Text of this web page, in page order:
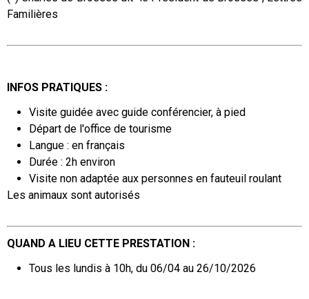
Familières
INFOS PRATIQUES :
Visite guidée avec guide conférencier, à pied
Départ de l'office de tourisme
Langue : en français
Durée : 2h environ
Visite non adaptée aux personnes en fauteuil roulant
Les animaux sont autorisés
QUAND A LIEU CETTE PRESTATION :
Tous les lundis à 10h, du 06/04 au 26/10/2026